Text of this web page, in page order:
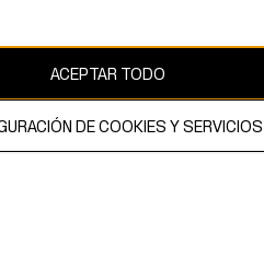
AB.ACEPTAR TODO
DE COOKIES Y SERVICIOS